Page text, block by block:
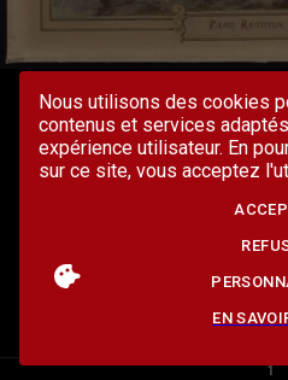
Nous utilisons des cookies
contenus et services
expérience utilisateur. En
sur ce site, vous acceptez
EN